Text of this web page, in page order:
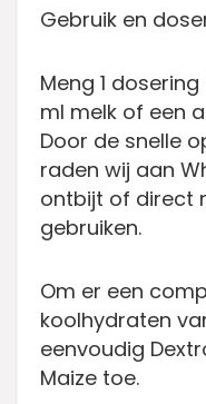
Gebruik en
Meng 1
ml melk of een
Door de snelle
raden wij aan
ontbijt of direct
gebruiken.
Om er een
koolhydraten
eenvoudig
Maize toe.